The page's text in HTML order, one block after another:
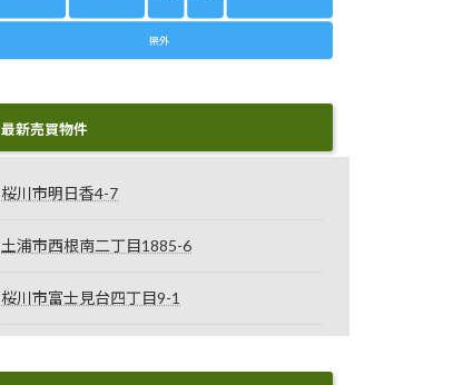
県外
最新売買物件
桜川市明日香4-7
土浦市西根南二丁目1885-6
桜川市富士見台四丁目9-1